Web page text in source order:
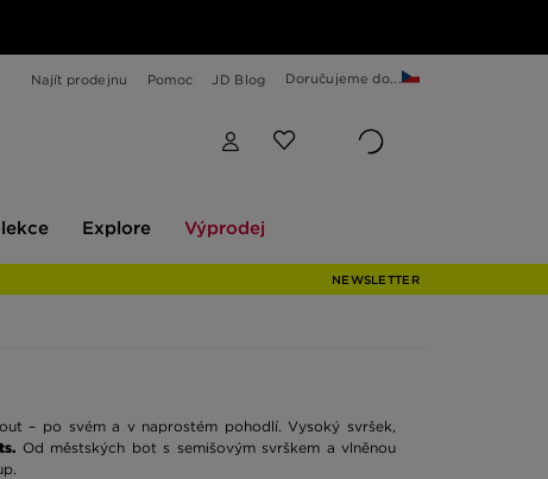
Najít prodejnu Pomoc JD Blog Doručujeme do...
Explore Výprodej
NEWSLETTER
– po svém a v naprostém pohodlí. Vysoký svršek,
Od městských bot s semišovým svrškem a vlněnou